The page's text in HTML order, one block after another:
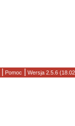
Pomoc Wersja 2.5.6